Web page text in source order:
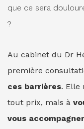
que ce sera
?
Au cabinet du Dr
première
ces barrières. Elle
tout prix, mais à
vous accompagner